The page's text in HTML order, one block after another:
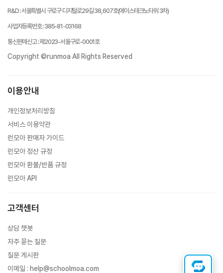
R&D:서울특별시 구로구 디지털로29길 38, 607호(에이스테크노타워 3차)
사업자등록번호:385-81-03168
통신판매신고:제2023-서울구로-0001호
Copyright ©runmoa All Rights Reserved
이용안내
개인정보처리방침
서비스 이용약관
런모아 판매자 가이드
런모아 정산 규정
런모아 환불/반품 규정
런모아 API
고객센터
상담 챗봇
자주 묻는 질문
질문 게시판
이메일 : help@schoolmoa.com